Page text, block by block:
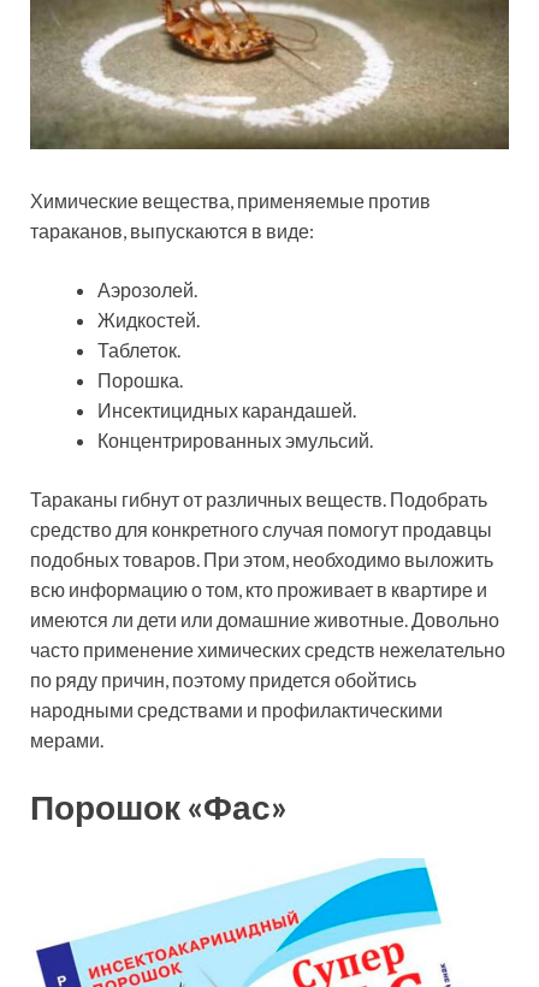
Химические вещества, применяемые против
тараканов, выпускаются в виде:
Аэрозолей.
Жидкостей.
Таблеток.
Порошка.
Инсектицидных карандашей.
Концентрированных эмульсий.
Тараканы гибнут от различных веществ. Подобрать
средство для конкретного случая помогут продавцы
подобных товаров. При этом, необходимо выложить
всю информацию о том, кто проживает в квартире и
имеются ли дети или домашние животные. Довольно
часто применение химических средств нежелательно
по ряду причин, поэтому придется обойтись
народными средствами и профилактическими
мерами.
Порошок «Фас»